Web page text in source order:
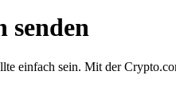
senden
einfach sein. Mit der